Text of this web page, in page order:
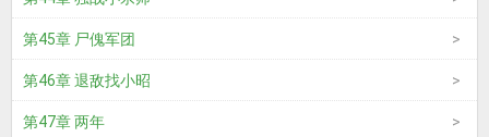
第45章 尸傀军团
第46章 退敌找小昭
第47章 两年